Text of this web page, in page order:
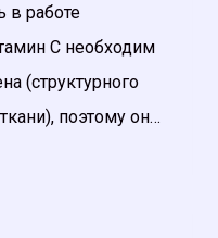
в работе
C необходим
(структурного
поэтому он…